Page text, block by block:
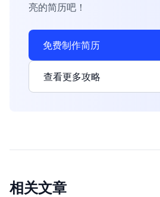
亮的简历吧！
免费制作简历
查看更多攻略
相关文章